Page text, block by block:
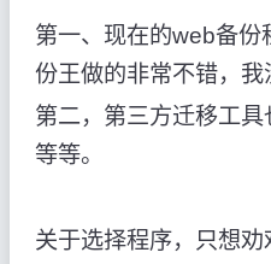
第一、现在的web备份
份王做的非常不错，我
第二，第三方迁移工
等等。
关于选择程序，只想